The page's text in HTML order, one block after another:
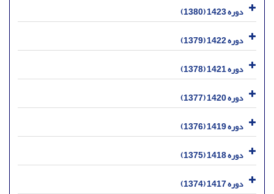
دوره 1423 (1380)
دوره 1422 (1379)
دوره 1421 (1378)
دوره 1420 (1377)
دوره 1419 (1376)
دوره 1418 (1375)
دوره 1417 (1374)